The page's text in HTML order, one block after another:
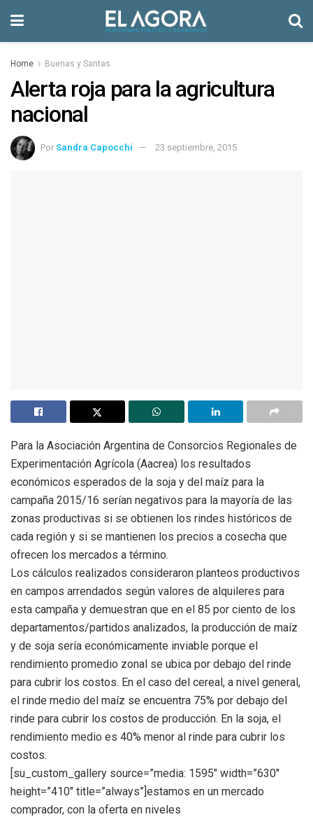
Home Buenas y Santas
Alerta roja para la agricultura
nacional
Por Sandra Capocchi 23 septiembre, 2015
Para la Asociación Argentina de Consorcios Regionales de
Experimentación Agrícola (Aacrea) los resultados
económicos esperados de la soja y del maíz para la
campaña 2015/16 serían negativos para la mayoría de las
zonas productivas si se obtienen los rindes históricos de
cada región y si se mantienen los precios a cosecha que
ofrecen los mercados a término.
Los cálculos realizados consideraron planteos productivos
en campos arrendados según valores de alquileres para
esta campaña y demuestran que en el 85 por ciento de los
departamentos/partidos analizados, la producción de maíz
y de soja sería económicamente inviable porque el
rendimiento promedio zonal se ubica por debajo del rinde
para cubrir los costos. En el caso del cereal, a nivel general,
el rinde medio del maíz se encuentra 75% por debajo del
rinde para cubrir los costos de producción. En la soja, el
rendimiento medio es 40% menor al rinde para cubrir los
costos.
[su_custom_gallery source=”media: 1595″ width=”630″
height=”410″ title=”always”]estamos en un mercado
comprador, con la oferta en niveles